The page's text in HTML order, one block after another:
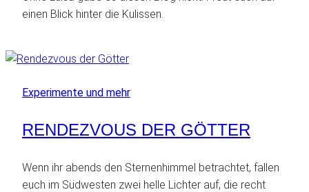
einen Blick hinter die Kulissen.
Experimente und mehr
RENDEZVOUS DER GÖTTER
Wenn ihr abends den Sternenhimmel betrachtet, fallen
euch im Südwesten zwei helle Lichter auf, die recht